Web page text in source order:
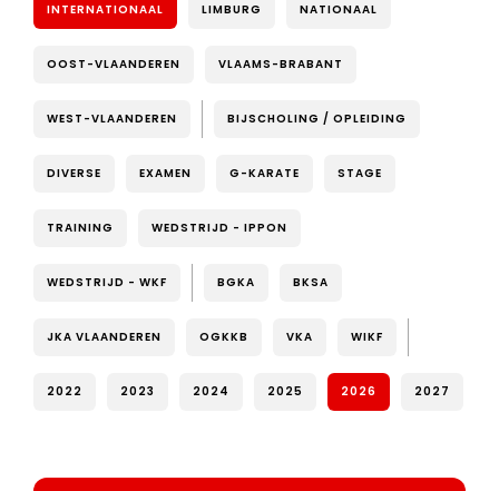
INTERNATIONAAL LIMBURG NATIONAAL
OOST-VLAANDEREN VLAAMS-BRABANT
WEST-VLAANDEREN BIJSCHOLING / OPLEIDING
DIVERSE EXAMEN G-KARATE STAGE
TRAINING WEDSTRIJD - IPPON
WEDSTRIJD - WKF BGKA BKSA
JKA VLAANDEREN OGKKB VKA WIKF
2022 2023 2024 2025 2026 2027